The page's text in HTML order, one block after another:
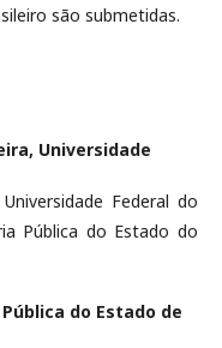
são submetidas.
Universidade
Federal do
Pública do Estado do
do Estado de